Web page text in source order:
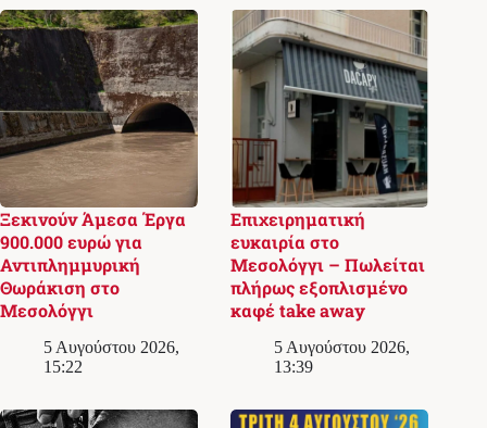
Ξεκινούν Άμεσα Έργα
900.000 ευρώ για
Αντιπλημμυρική
Θωράκιση στο
Μεσολόγγι
5 Αυγούστου 2026,
15:22
Επιχειρηματική
ευκαιρία στο
Μεσολόγγι – Πωλείται
πλήρως εξοπλισμένο
καφέ take away
5 Αυγούστου 2026,
13:39